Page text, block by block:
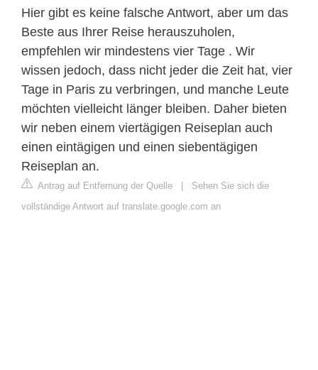
Hier gibt es keine falsche Antwort, aber um das
Beste aus Ihrer Reise herauszuholen,
empfehlen wir mindestens vier Tage . Wir
wissen jedoch, dass nicht jeder die Zeit hat, vier
Tage in Paris zu verbringen, und manche Leute
möchten vielleicht länger bleiben. Daher bieten
wir neben einem viertägigen Reiseplan auch
einen eintägigen und einen siebentägigen
Reiseplan an.
Antrag auf Entfernung der Quelle | Sehen Sie sich die
vollständige Antwort auf translate.google.com an